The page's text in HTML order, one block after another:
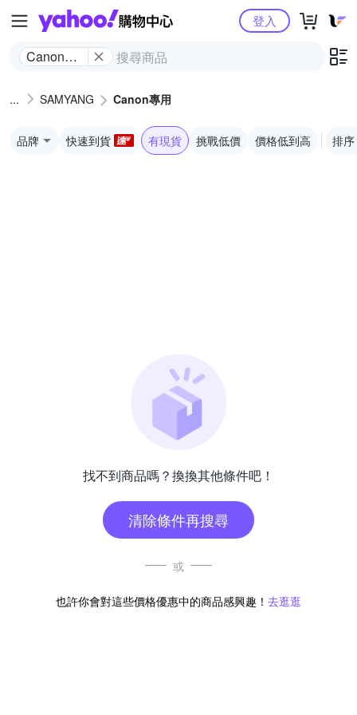
Yahoo購物中心
Canon專
登入
SAMYANG Canon專用
品牌 快速到貨 有現貨 挑戰低價 價格低到高 排序
找不到商品嗎？換換其他條件吧！
清除條件再搜尋
或
也許你會對這些價格優惠中的商品感興趣！ 去逛逛